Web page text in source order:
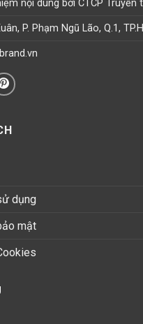
nội dung bởi CTCP Truyền
P. Phạm Ngũ Lão, Q.1,
dụng
mật